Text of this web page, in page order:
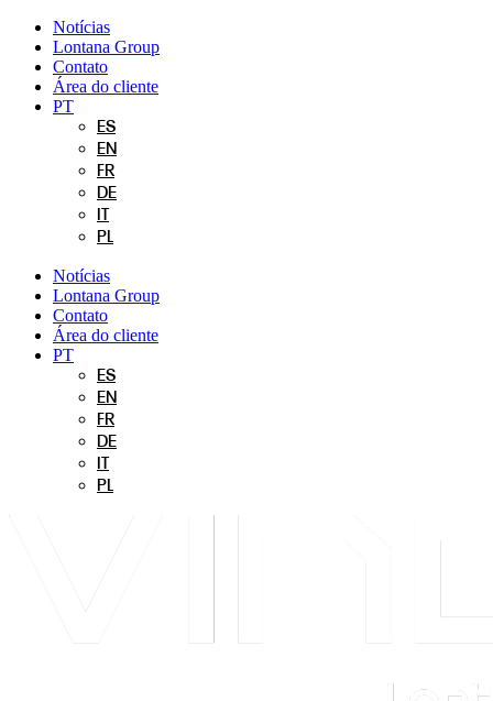
Pular
para
conteúdo
Notícias
Lontana Group
Contato
Área do cliente
PT
ES
EN
FR
DE
PL
Notícias
Lontana Group
Contato
Área do cliente
PT
ES
EN
FR
DE
PL